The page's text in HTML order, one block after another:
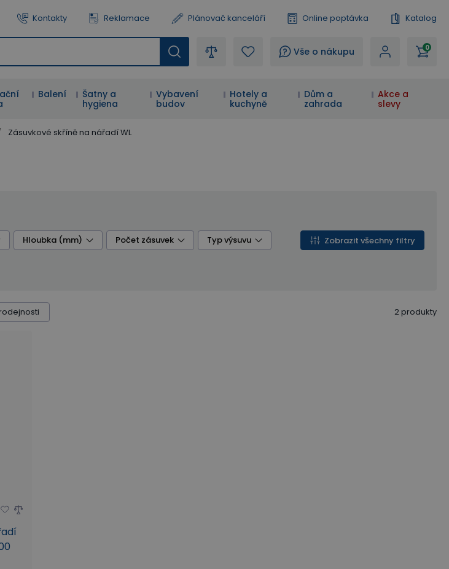
Kontakty Reklamace Plánovač kanceláří Online poptávka Katalog
? Vše o nákupu 0
Balení
Šatny a
hygiena
Vybavení
budov
Hotely a
kuchyně
Dům a
zahrada
Akce a
slevy
Zásuvkové skříně na nářadí WL
Hloubka (mm) Počet zásuvek Typ výsuvu Zobrazit všechny filtry
2produkty